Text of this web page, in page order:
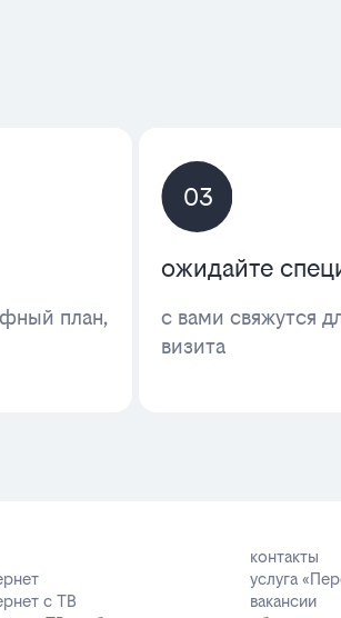
план,
03
ожидайте
с вами свяжутся
визита
с ТВ
контакты
услуга
вакансии